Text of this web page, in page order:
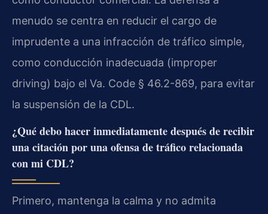
menudo se centra en reducir el cargo de
imprudente a una infracción de tráfico simple,
como conducción inadecuada (improper
driving) bajo el Va. Code § 46.2-869, para evitar
la suspensión de la CDL.
¿Qué debo hacer inmediatamente después de recibir
una citación por una ofensa de tráfico relacionada
con mi CDL?
Primero, mantenga la calma y no admita